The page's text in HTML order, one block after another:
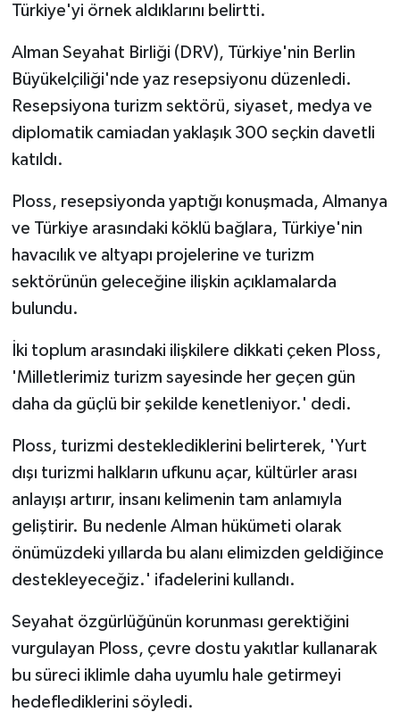
Türkiye'yi örnek aldıklarını belirtti.
Alman Seyahat Birliği (DRV), Türkiye'nin Berlin
Büyükelçiliği'nde yaz resepsiyonu düzenledi.
Resepsiyona turizm sektörü, siyaset, medya ve
diplomatik camiadan yaklaşık 300 seçkin davetli
katıldı.
Ploss, resepsiyonda yaptığı konuşmada, Almanya
ve Türkiye arasındaki köklü bağlara, Türkiye'nin
havacılık ve altyapı projelerine ve turizm
sektörünün geleceğine ilişkin açıklamalarda
bulundu.
İki toplum arasındaki ilişkilere dikkati çeken Ploss,
'Milletlerimiz turizm sayesinde her geçen gün
daha da güçlü bir şekilde kenetleniyor.' dedi.
Ploss, turizmi desteklediklerini belirterek, 'Yurt
dışı turizmi halkların ufkunu açar, kültürler arası
anlayışı artırır, insanı kelimenin tam anlamıyla
geliştirir. Bu nedenle Alman hükümeti olarak
önümüzdeki yıllarda bu alanı elimizden geldiğince
destekleyeceğiz.' ifadelerini kullandı.
Seyahat özgürlüğünün korunması gerektiğini
vurgulayan Ploss, çevre dostu yakıtlar kullanarak
bu süreci iklimle daha uyumlu hale getirmeyi
hedeflediklerini söyledi.